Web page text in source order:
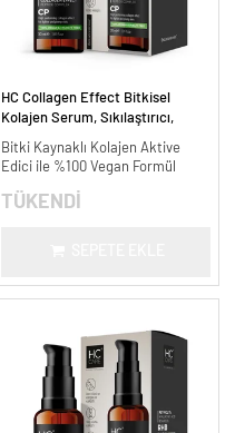
HC Collagen Effect Bitkisel
Kolajen Serum, Sıkılaştırıcı,
Bitki Kaynaklı Kolajen Aktive
Edici ile %100 Vegan Formül
TÜKENDİ